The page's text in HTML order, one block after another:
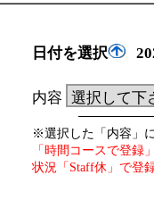
日付を選択
内容
※選択した「内容」
「時間コースで登録
状況「Staff休」で登